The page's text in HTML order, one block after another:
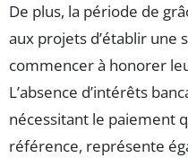
De plus, la période de
aux projets d’établir une
commencer à honorer
L’absence d’intérêts
nécessitant le paiement
référence, représente